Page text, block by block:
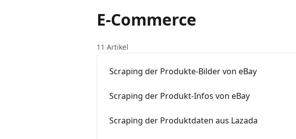
E-Commerce
11 Artikel
Scraping der Produkte-Bilder von eBay
Scraping der Produkt-Infos von eBay
Scraping der Produktdaten aus Lazada